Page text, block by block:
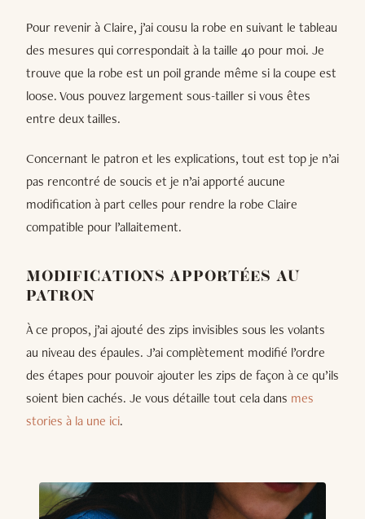
Pour revenir à Claire, j’ai cousu la robe en suivant le tableau
des mesures qui correspondait à la taille 40 pour moi. Je
trouve que la robe est un poil grande même si la coupe est
loose. Vous pouvez largement sous-tailler si vous êtes
entre deux tailles.
Concernant le patron et les explications, tout est top je n’ai
pas rencontré de soucis et je n’ai apporté aucune
modification à part celles pour rendre la robe Claire
compatible pour l’allaitement.
MODIFICATIONS APPORTÉES AU
PATRON
À ce propos, j’ai ajouté des zips invisibles sous les volants
au niveau des épaules. J’ai complètement modifié l’ordre
des étapes pour pouvoir ajouter les zips de façon à ce qu’ils
soient bien cachés. Je vous détaille tout cela dans mes
stories à la une ici.